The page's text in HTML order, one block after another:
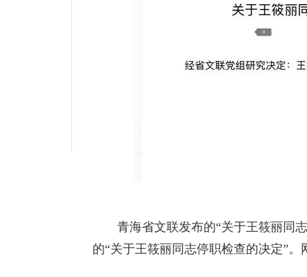
青海省文联发布的“关于王筱丽同志
的“关于王筱丽同志停职检查的决定”。